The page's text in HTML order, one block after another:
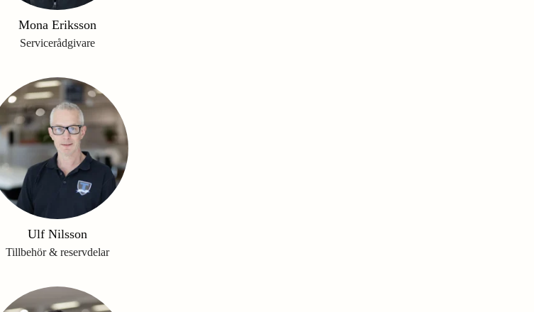
Mona Eriksson
Servicerådgivare
Ulf Nilsson
Tillbehör & reservdelar